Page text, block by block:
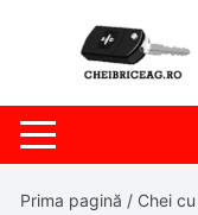
Prima pagină / Chei